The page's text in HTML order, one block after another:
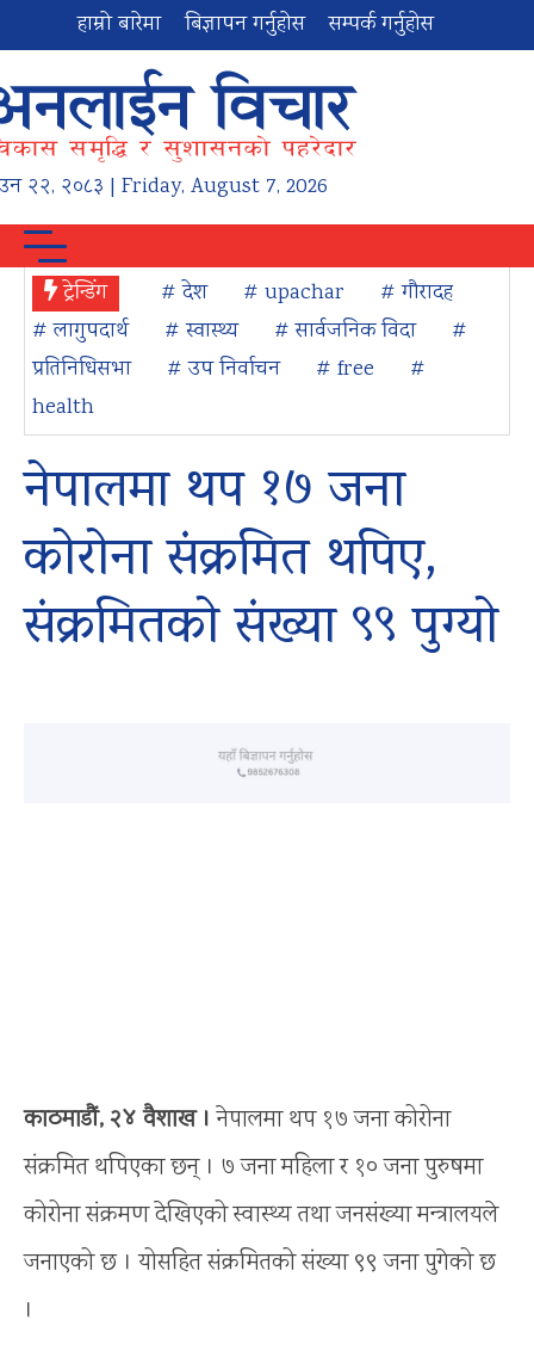
हाम्रो बारेमा बिज्ञापन गर्नुहोस सम्पर्क गर्नुहोस
२२, २०८३ | Friday, August 7, 2026
ट्रेन्डिंग # देश # upachar
# गौरादह
# लागुपदार्थ
# स्वास्थ्य # सार्वजनिक विदा
#
प्रतिनिधिसभा
# उप निर्वाचन # free
#
health
नेपालमा थप १७ जना
कोरोना संक्रमित थपिए,
संक्रमितको संख्या ९९ पुग्यो
काठमाडौं, २४ वैशाख । नेपालमा थप १७ जना कोरोना
संक्रमित थपिएका छन् । ७ जना महिला र १० जना पुरुषमा
कोरोना संक्रमण देखिएको स्वास्थ्य तथा जनसंख्या मन्त्रालयले
जनाएको छ । योसहित संक्रमितको संख्या ९९ जना पुगेको छ
।